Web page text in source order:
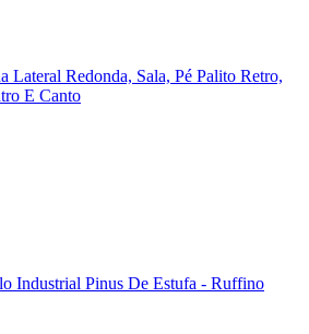
Lateral Redonda, Sala, Pé Palito Retro,
E Canto
Industrial Pinus De Estufa - Ruffino